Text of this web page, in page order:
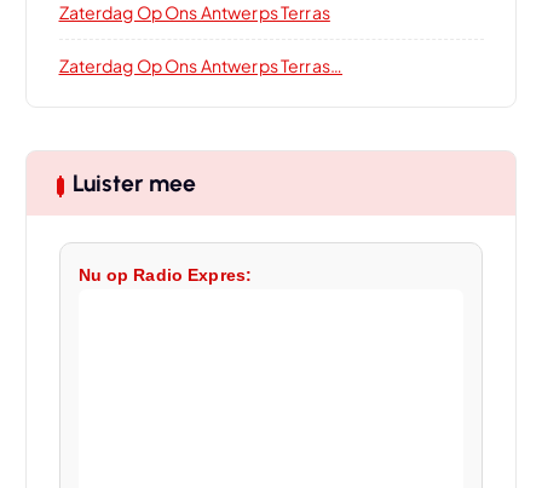
Zaterdag Op Ons Antwerps Terras
Zaterdag Op Ons Antwerps Terras…
Luister mee
Nu op Radio Expres: